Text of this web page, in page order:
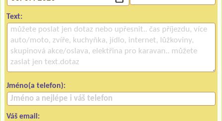
Text:
Jméno(a telefon):
Váš email: